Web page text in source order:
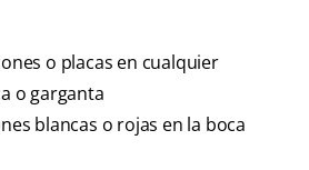
o placas en cualquier
o garganta
blancas o rojas en la boca